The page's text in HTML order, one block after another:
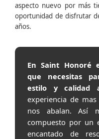
aspecto nuevo por más
oportunidad de disfrutar
años.
En Saint Honoré
que necesitas
estilo y calidad
experiencia de
nos abalan. Así
compuesto por un
encantado de